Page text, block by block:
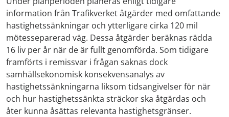
information från Trafikverket åtgärder med omfattande
hastighetssänkningar och ytterligare cirka 120 mil
mötesseparerad väg. Dessa åtgärder beräknas rädda
16 liv per år när de är fullt genomförda. Som tidigare
framförts i remissvar i frågan saknas dock
samhällsekonomisk konsekvensanalys av
hastighetssänkningarna liksom tidsangivelser för när
och hur hastighetssänkta sträckor ska åtgärdas och
åter kunna åsättas relevanta hastighetsgränser.